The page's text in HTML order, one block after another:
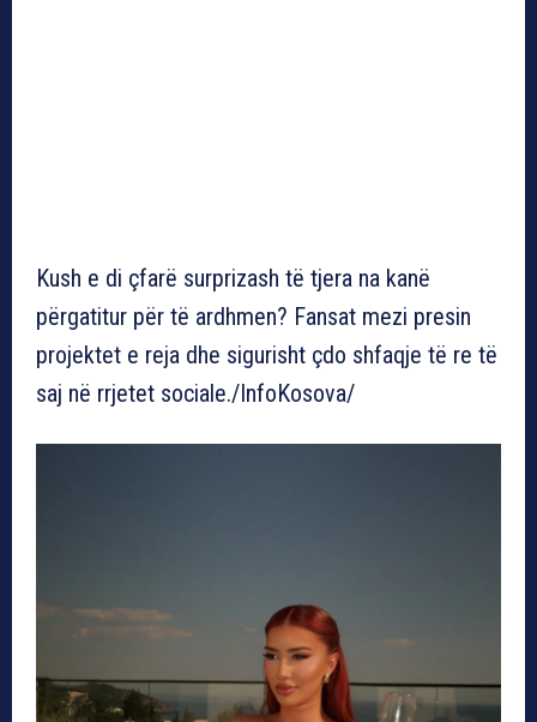
Kush e di çfarë surprizash të tjera na kanë
përgatitur për të ardhmen? Fansat mezi presin
projektet e reja dhe sigurisht çdo shfaqje të re të
saj në rrjetet sociale./InfoKosova/